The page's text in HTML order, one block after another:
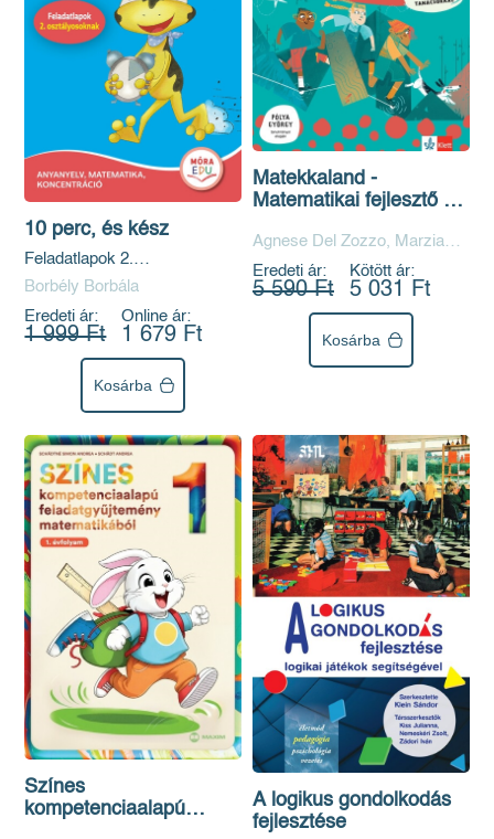
10 perc, és kész
Feladatlapok 2.
osztályosoknak
Borbély Borbála
Eredeti ár:
1 999 Ft
Online ár:
1 679 Ft
Kosárba
Matekkaland -
Matematikai fejlesztő 7-
Agnese Del Zozzo, Marzia
Garzetti
Eredeti ár:
5 590 Ft
Kötött ár:
5 031 Ft
Kosárba
Színes
kompetenciaalapú
A logikus gondolkodás
fejlesztése